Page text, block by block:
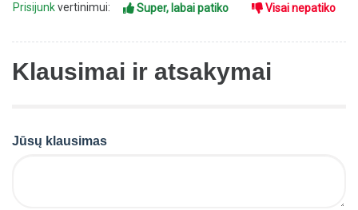
Prisijunkvertinimui: Super, labai patiko Visai nepatiko
Klausimai ir atsakymai
Jūsų klausimas